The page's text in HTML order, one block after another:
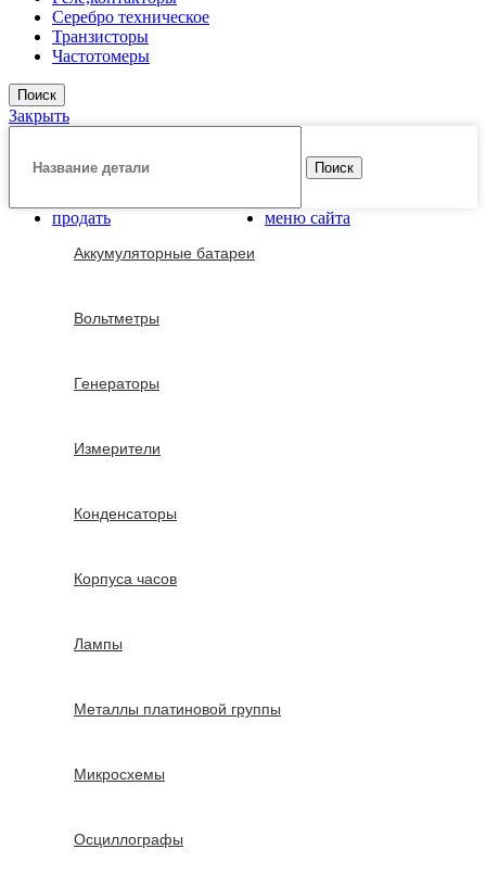
Серебро техническое
Транзисторы
Частотомеры
Поиск
Закрыть
Поиск
меню сайта
продать
Аккумуляторные батареи
Вольтметры
Генераторы
Измерители
Конденсаторы
Корпуса часов
Лампы
Металлы платиновой группы
Микросхемы
Осциллографы